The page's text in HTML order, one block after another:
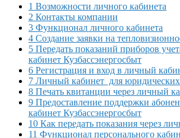
1 Возможности личного кабинета
2 Контакты компании
3 Функционал личного кабинета
4 Создание заявки на
5 Передать показаний приборов
кабинет Кузбассэнергосбыт
6 Регистрация и вход в личный
7 Личный кабинет для
8 Печать квитанции через личный
9 Предоставление поддержки
кабинет Кузбассэнергосбыт
10 Как передать показания через
11 Функционал персонального